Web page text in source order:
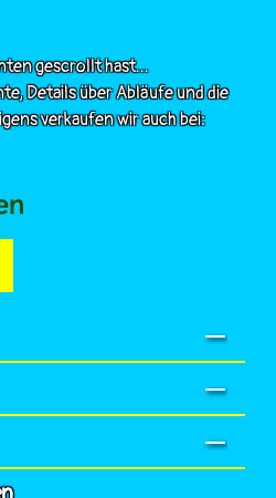
gescrollt hast...
Details über Abläufe und die
verkaufen wir auch bei: